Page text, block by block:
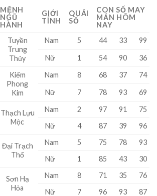
MỆNH
NGŨ
HÀNH
GIỚI
TÍNH
QUÁI
SỐ
CON SỐ MAY
MẮN HÔM
NAY
Tuyền
Trung
Thủy
Nam 5 44 33 99
Nữ 1 54 90 36
Kiếm
Phong
Kim
Nam 8 68 37 74
Nữ 7 78 93 69
Thạch Lựu
Mộc
Nam 2 97 91
75
Nữ
4 87 39 96
Đại Trạch
Thổ
Nam 5 75 78
93
Nữ
1 85 43 30
Sơn Hạ
Hỏa
Nam 8 71 35
76
Nữ
7 96 93 87